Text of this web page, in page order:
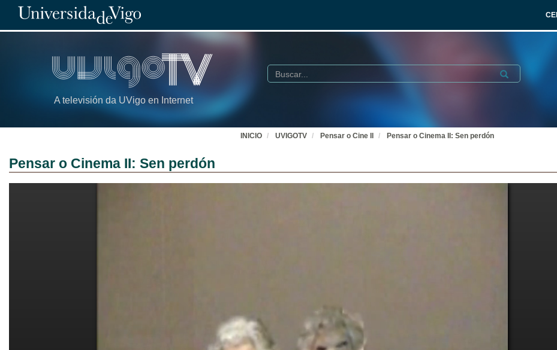
A televisión da UVigo en Internet
Buscar Submit
INICIO UVIGOTV Pensar o Cine II Pensar o Cinema II: Sen perdón
Pensar o Cinema II: Sen perdón